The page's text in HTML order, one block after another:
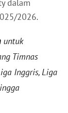
dalam
2026.
untuk
Timnas
Inggris, Liga